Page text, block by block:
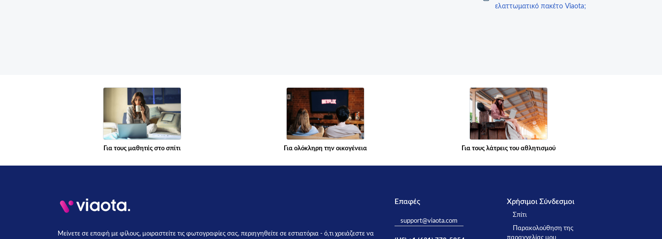
ελαττωματικό πακέτο Viaota;
Για τους μαθητές στο σπίτι Για ολόκληρη την οικογένεια Για τους λάτρεις του αθλητισμού
Μείνετε σε επαφή με φίλους, μοιραστείτε τις φωτογραφίες σας, περιηγηθείτε σε εστιατόρια - ό,τι χρειάζεστε να
Επαφές
support@viaota.com
Χρήσιμοι Σύνδεσμοι
Σπίτι
Παρακολούθηση της
παραγγελίας μου